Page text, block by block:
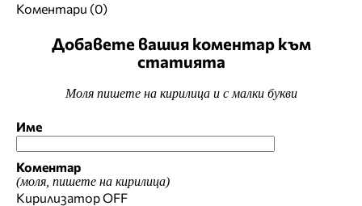
Коментари (0)
Добавете вашия коментар към
статията
Моля пишете на кирилица и с малки букви
Име
Коментар
(моля, пишете на кирилица)
КирилизаторOFF